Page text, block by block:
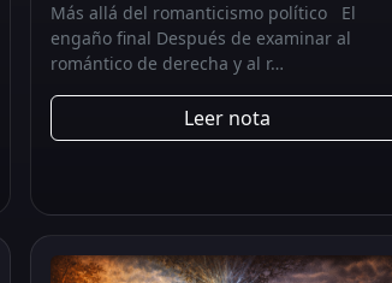
Más allá del romanticismo político El
engaño final Después de examinar al
romántico de derecha y al r…
Leer nota